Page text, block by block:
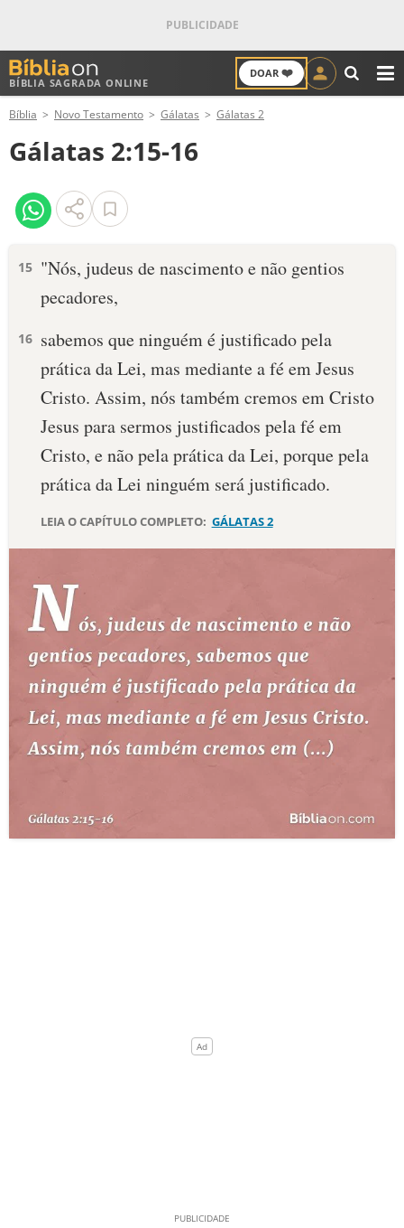
BÍBLIA SAGRADA ONLINE
DOAR ❤️
ANTIGO TESTAMENTO
NOVO TESTAMENTO
VERSÍCULOS
PALAVRA DO DIA
SALMO DO DIA
DEVOCIONAL DIÁRIO
10 MANDAMENTOS
ESTUDOS BÍBLICOS
ESBOÇOS DE PREGAÇÃO
PERGUNTE À BÍBLIA IA
TERMO BÍBLICO
QUEM SOMOS
LOJA BÍBLIAON
Bíblia Novo Testamento Gálatas Gálatas 2
Gálatas 2:15-16
15 "Nós, judeus de nascimento e não gentios
pecadores,
16 sabemos que ninguém é justificado pela
prática da Lei, mas mediante a fé em Jesus
Cristo. Assim, nós também cremos em Cristo
Jesus para sermos justificados pela fé em
Cristo, e não pela prática da Lei, porque pela
prática da Lei ninguém será justificado.
LEIA O CAPÍTULO COMPLETO: GÁLATAS 2